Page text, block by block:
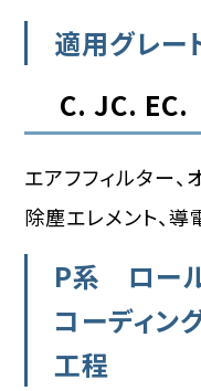
適用グレー
C. JC. EC.
エアフフィルター
除塵エレメント、導
P系 ロール
コーディン
工程